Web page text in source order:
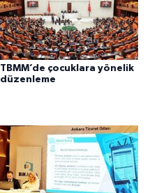
TBMM’de çocuklara yönelik
düzenleme